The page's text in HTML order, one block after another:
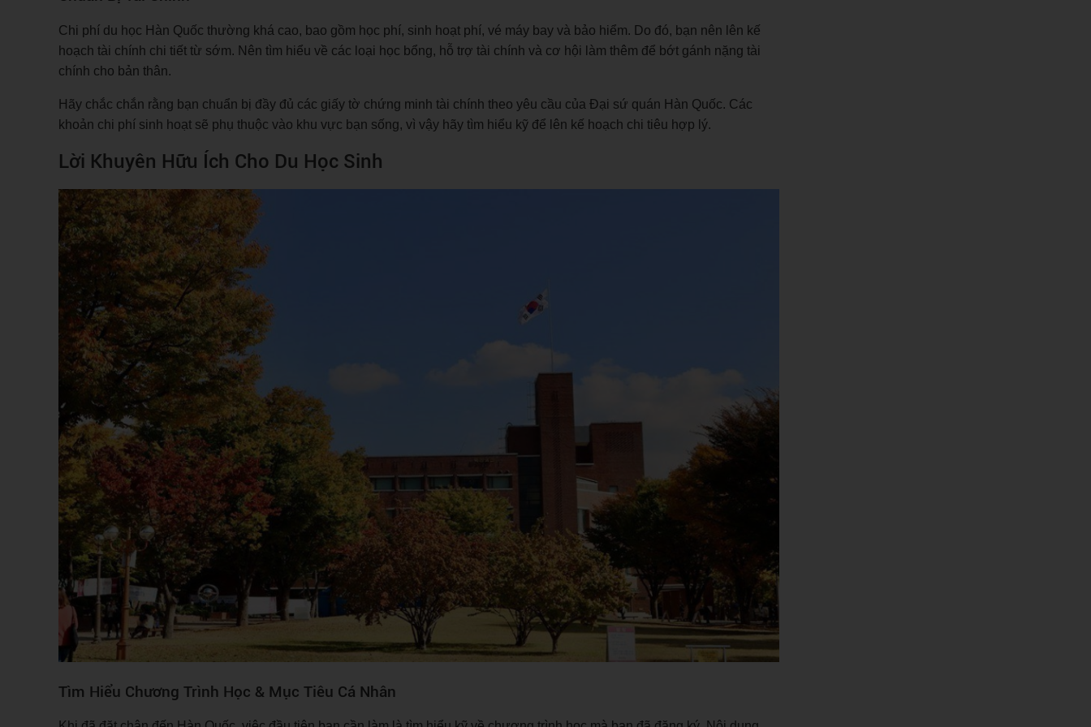
Chi phí du học Hàn Quốc thường khá cao, bao gồm học phí, sinh hoạt phí, vé máy bay và bảo hiểm. Do đó, bạn nên lên kế
hoạch tài chính chi tiết từ sớm. Nên tìm hiểu về các loại học bổng, hỗ trợ tài chính và cơ hội làm thêm để bớt gánh nặng tài
chính cho bản thân.
Hãy chắc chắn rằng bạn chuẩn bị đầy đủ các giấy tờ chứng minh tài chính theo yêu cầu của Đại sứ quán Hàn Quốc. Các
khoản chi phí sinh hoạt sẽ phụ thuộc vào khu vực bạn sống, vì vậy hãy tìm hiểu kỹ để lên kế hoạch chi tiêu hợp lý.
Lời Khuyên Hữu Ích Cho Du Học Sinh
Tìm Hiểu Chương Trình Học & Mục Tiêu Cá Nhân